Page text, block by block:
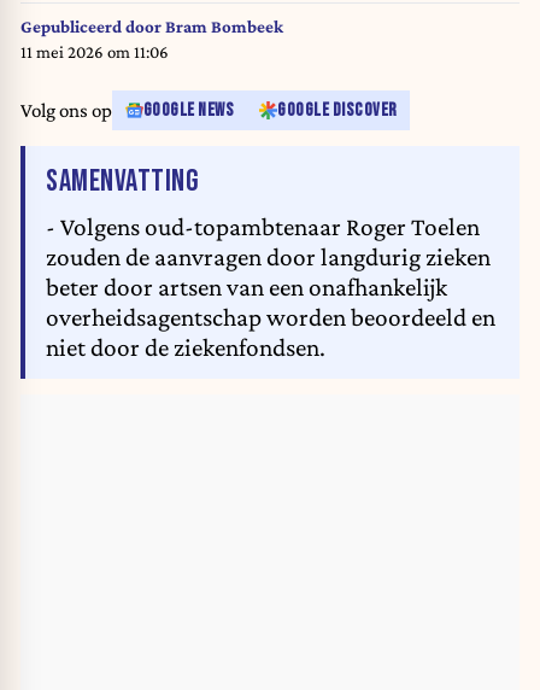
Gepubliceerd doorBram Bombeek
11 mei 2026 om 11:06
Volg ons op GOOGLE NEWS GOOGLE DISCOVER
SAMENVATTING
- Volgens oud-topambtenaar Roger Toelen
zouden de aanvragen door langdurig zieken
beter door artsen van een onafhankelijk
overheidsagentschap worden beoordeeld en
niet door de ziekenfondsen.